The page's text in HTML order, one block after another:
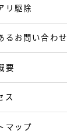
リ駆除
るお問い合わせ
要
ス
マップ